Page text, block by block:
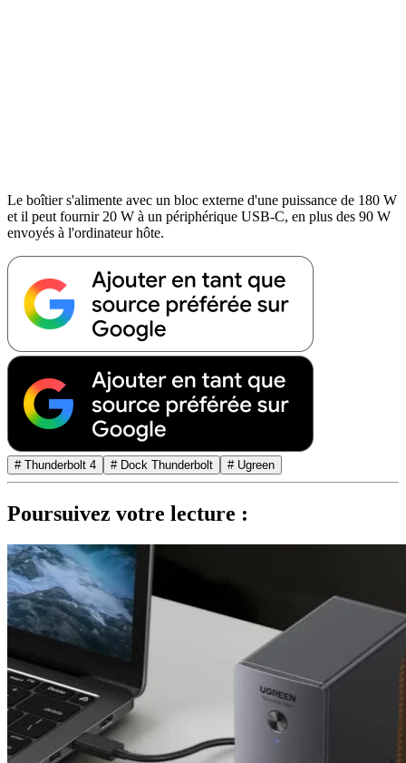
Le boîtier s'alimente avec un bloc externe d'une puissance de 180 W
et il peut fournir 20 W à un périphérique USB-C, en plus des 90 W
envoyés à l'ordinateur hôte.
# Thunderbolt 4 # Dock Thunderbolt # Ugreen
Poursuivez votre lecture :